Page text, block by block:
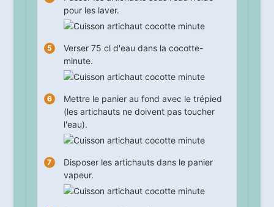
pour les laver.
Verser 75 cl d'eau dans la cocotte-
minute.
Mettre le panier au fond avec le trépied
(les artichauts ne doivent pas toucher
l'eau).
Disposer les artichauts dans le panier
vapeur.